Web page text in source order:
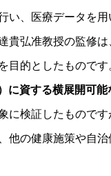
い、医療データを
貴弘准教授の監修
目的としたものです
に資する横展開可
検証したもので
他の健康施策や自